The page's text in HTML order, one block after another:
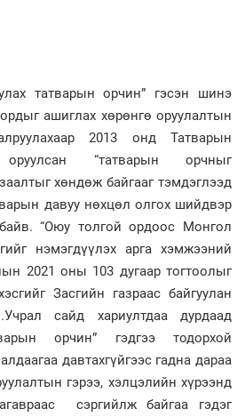
татварын орчин” гэсэн шинэ
ашиглах хөрөнгө оруулалтын
2013 онд Татварын
“татварын орчныг
хөндөж байгааг тэмдэглээд
давуу нөхцөл олгох шийдвэр
“Оюу толгой ордоос Монгол
нэмэгдүүлэх арга хэмжээний
2021 оны 103 дугаар тогтоолыг
Засгийн газраас байгуулан
сайд хариултдаа дурдаад
орчин” гэдгээ тодорхой
давтахгүйгээс гадна дараа
гэрээ, хэлцэлийн хүрээнд
сэргийлж байгаа гэдэг